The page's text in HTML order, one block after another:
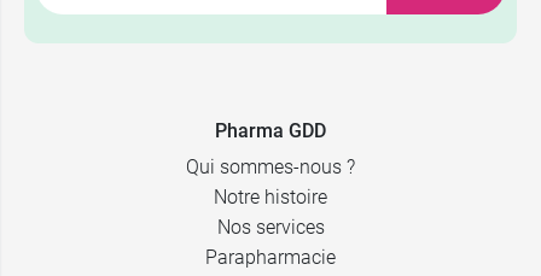
Pharma GDD
Qui sommes-nous ?
Notre histoire
Nos services
Parapharmacie